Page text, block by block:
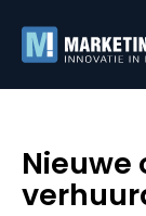
Nieuwe